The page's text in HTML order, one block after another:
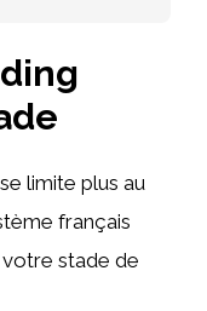
limite plus au
français
stade de